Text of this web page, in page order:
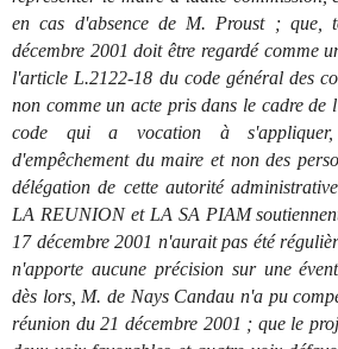
en cas d'absence de M. Proust ; que,
décembre 2001 doit être regardé comme
l'article L.2122-18 du code général des
non comme un acte pris dans le cadre
code qui a vocation à
d'empêchement du maire et non des
délégation de cette autorité
LA REUNION et LA SA PIAM
17 décembre 2001 n'aurait pas été
n'apporte aucune précision sur une
dès lors, M. de Nays Candau n'a pu
réunion du 21 décembre 2001 ; que le